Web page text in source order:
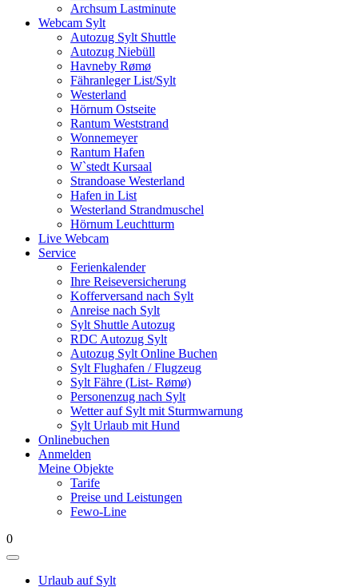
Archsum Lastminute
Webcam Sylt
Autozug Sylt Shuttle
Autozug Niebüll
Havneby Rømø
Fähranleger List/Sylt
Westerland
Hörnum Ostseite
Rantum Weststrand
Wonnemeyer
Rantum Hafen
W`stedt Kursaal
Strandoase Westerland
Hafen in List
Westerland Strandmuschel
Hörnum Leuchtturm
Live Webcam
Service
Ferienkalender
Ihre Reiseversicherung
Kofferversand nach Sylt
Anreise nach Sylt
Sylt Shuttle Autozug
RDC Autozug Sylt
Autozug Sylt Online Buchen
Sylt Flughafen / Flugzeug
Sylt Fähre (List- Rømø)
Personenzug nach Sylt
Wetter auf Sylt mit Sturmwarnung
Sylt Urlaub mit Hund
Onlinebuchen
Anmelden
Meine Objekte
Tarife
Preise und Leistungen
Fewo-Line
0
Urlaub auf Sylt